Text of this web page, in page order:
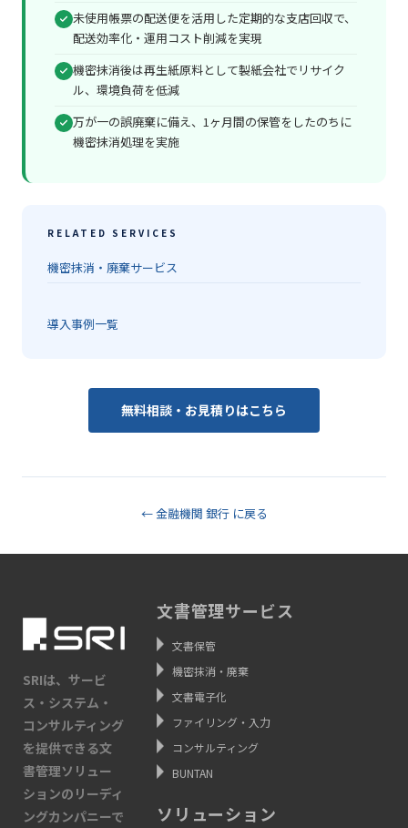
未使用帳票の配送便を活用した定期的な支店回収で、
配送効率化・運用コスト削減を実現
機密抹消後は再生紙原料として製紙会社でリサイク
ル、環境負荷を低減
万が一の誤廃棄に備え、1ヶ月間の保管をしたのちに
機密抹消処理を実施
RELATED SERVICES
機密抹消・廃棄サービス
導入事例一覧
無料相談・お見積りはこちら
← 金融機関 銀行 に戻る
SRIは、サービ
ス・システム・
コンサルティング
を提供できる文
書管理ソリュー
ションのリーディ
ングカンパニーで
文書管理サービス
文書保管
機密抹消・廃棄
文書電子化
ファイリング・入力
コンサルティング
BUNTAN
ソリューション